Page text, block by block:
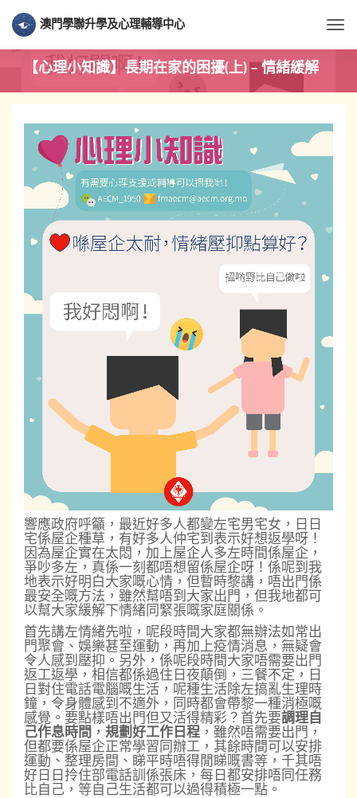
澳門學聯升學及心理輔導中心
【心理小知識】長期在家的困擾(上) – 情緒緩解
響應政府呼籲，最近好多人都變左宅男宅女，日日
宅係屋企種草，有好多人仲宅到表示好想返學呀！
因為屋企實在太悶，加上屋企人多左時間係屋企，
爭吵多左，真係一刻都唔想留係屋企呀！係呢到我
地表示好明白大家嘅心情，但暫時黎講，唔出門係
最安全嘅方法，雖然幫唔到大家出門，但我地都可
以幫大家緩解下情緒同緊張嘅家庭關係。
首先講左情緒先啦，呢段時間大家都無辦法如常出
門聚會、娛樂甚至運動，再加上疫情消息，無疑會
令人感到壓抑。另外，係呢段時間大家唔需要出門
返工返學，相信都係過住日夜顛倒，三餐不定，日
日對住電話電腦嘅生活，呢種生活除左搞亂生理時
鐘，令身體感到不適外，同時都會帶黎一種消極嘅
感覺。要點樣唔出門但又活得精彩？首先要調理自
己作息時間 ， 規劃好工作日程 ，雖然唔需要出門，
但都要係屋企正常學習同辦工，其餘時間可以安排
運動、整理房間、睇平時唔得閒睇嘅書等，千其唔
好日日拎住部電話訓係張床，每日都安排唔同任務
比自己，等自己生活都可以過得積極一點。